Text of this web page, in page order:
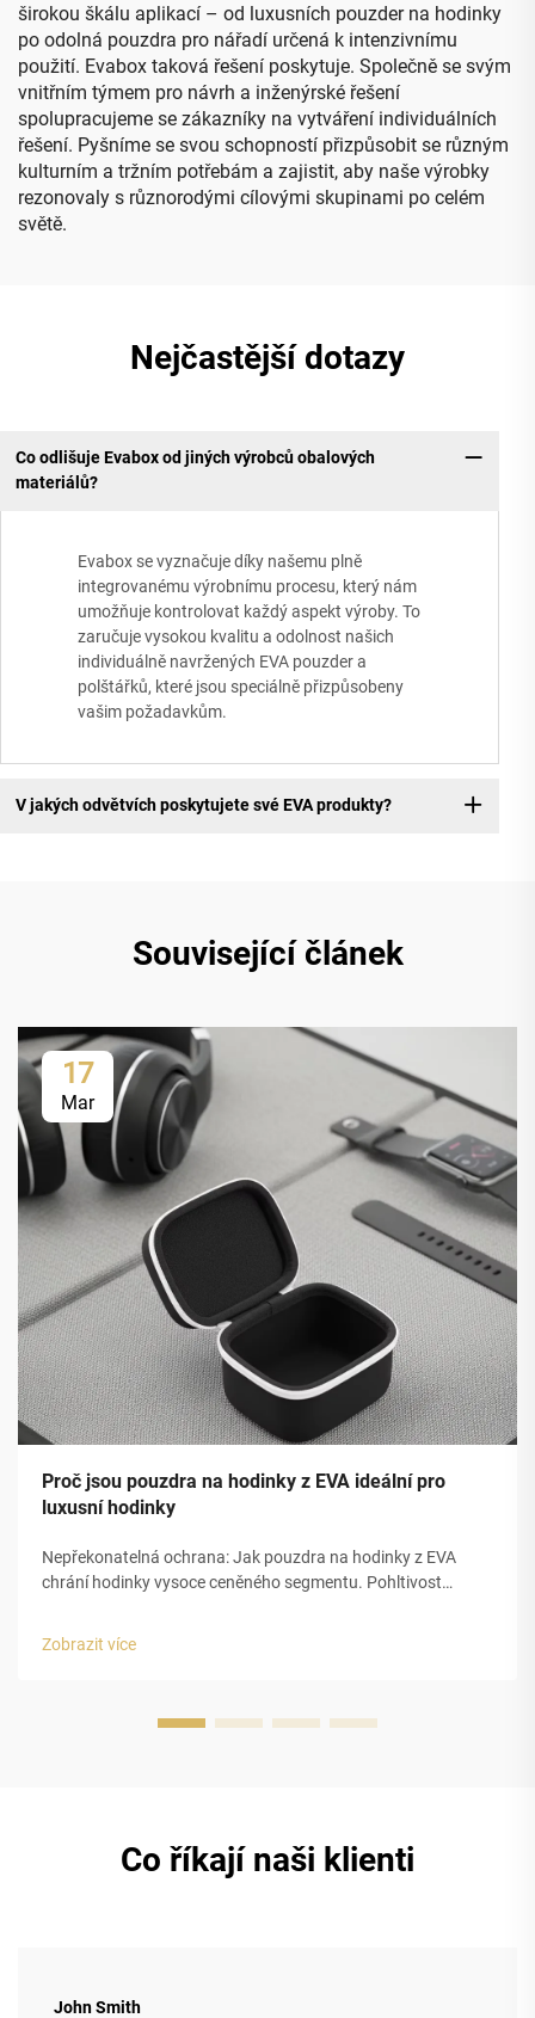
širokou škálu aplikací – od luxusních pouzder na hodinky
po odolná pouzdra pro nářadí určená k intenzivnímu
použití. Evabox taková řešení poskytuje. Společně se svým
vnitřním týmem pro návrh a inženýrské řešení
spolupracujeme se zákazníky na vytváření individuálních
řešení. Pyšníme se svou schopností přizpůsobit se různým
kulturním a tržním potřebám a zajistit, aby naše výrobky
rezonovaly s různorodými cílovými skupinami po celém
světě.
Nejčastější dotazy
Co odlišuje Evabox od jiných výrobců obalových
materiálů?
Evabox se vyznačuje díky našemu plně
integrovanému výrobnímu procesu, který nám
umožňuje kontrolovat každý aspekt výroby. To
zaručuje vysokou kvalitu a odolnost našich
individuálně navržených EVA pouzder a
polštářků, které jsou speciálně přizpůsobeny
vašim požadavkům.
V jakých odvětvích poskytujete své EVA produkty?
Související článek
17
Mar
Proč jsou pouzdra na hodinky z EVA ideální pro
luxusní hodinky
Nepřekonatelná ochrana: Jak pouzdra na hodinky z EVA
chrání hodinky vysoce ceněného segmentu. Pohltivost
Zobrazit více
Co říkají naši klienti
John Smith